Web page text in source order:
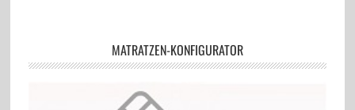
MATRATZEN-KONFIGURATOR